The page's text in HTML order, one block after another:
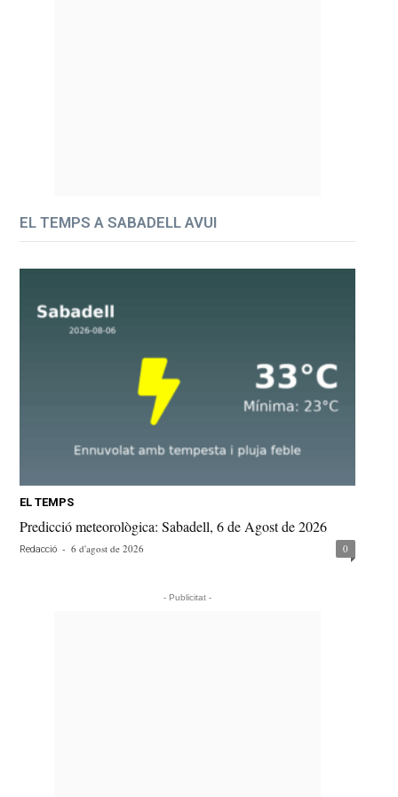
EL TEMPS A SABADELL AVUI
EL TEMPS
Predicció meteorològica: Sabadell, 6 de Agost de 2026
Redacció - 6 d'agost de 2026 0
- Publicitat -